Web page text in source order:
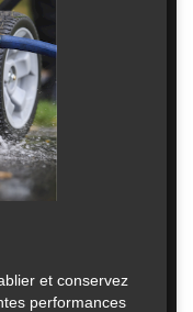
et conservez
performances